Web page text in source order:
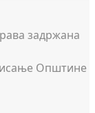
задржана
Општине